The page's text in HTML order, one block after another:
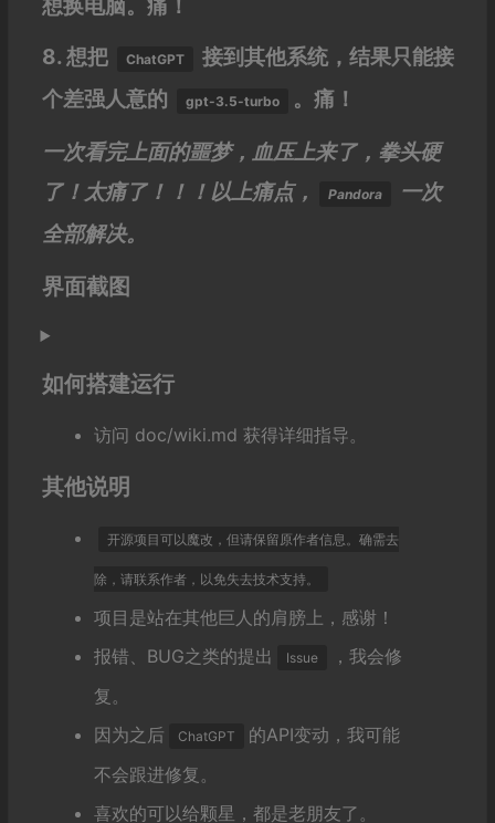
想换电脑。痛！
8. 想把
ChatGPT
接到其他系统，结果只能接
个差强人意的
gpt-3.5-turbo 。痛！
一次看完上面的噩梦，血压上来了，拳头硬
了！太痛了！！！以上痛点，
Pandora
一次
全部解决。
界面截图
如何搭建运行
访问 doc/wiki.md 获得详细指导。
其他说明
开源项目可以魔改，但请保留原作者信息。确需去
除，请联系作者，以免失去技术支持。
项目是站在其他巨人的肩膀上，感谢！
报错、BUG之类的提出
Issue
，我会修
复。
因为之后
ChatGPT
的API变动，我可能
不会跟进修复。
喜欢的可以给颗星，都是老朋友了。